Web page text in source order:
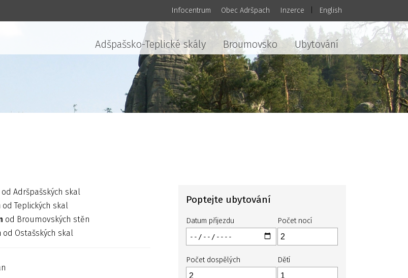
Infocentrum Obec Adršpach Inzerce English
Adšpašsko-Teplické skály Broumovsko Ubytování
od Adršpašských skal
od Teplických skal
od Broumovských stěn
od Ostašských skal
Poptejte ubytování
Datum příjezdu Počet nocí
Počet dospělých Dětí